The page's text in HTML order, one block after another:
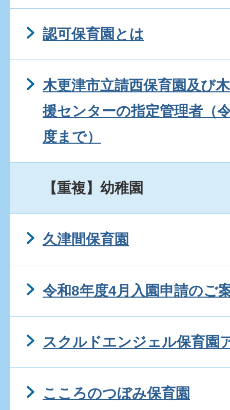
認可保育園とは
木更津市立請西保育園及び
援センターの指定管理者（
度まで）
【重複】幼稚園
久津間保育園
令和8年度4月入園申請のご
スクルドエンジェル保育園
こころのつぼみ保育園